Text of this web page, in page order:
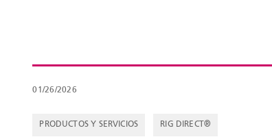
01/26/2026
PRODUCTOS Y SERVICIOS RIG DIRECT®